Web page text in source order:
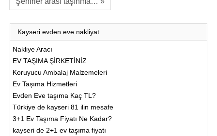
Kayseri evden eve nakliyat
Nakliye Aracı
EV TAŞIMA ŞİRKETİNİZ
Koruyucu Ambalaj Malzemeleri
Ev Taşıma Hizmetleri
Evden Eve taşıma Kaç TL?
Türkiye de kayseri 81 ilin mesafe
3+1 Ev Taşıma Fiyatı Ne Kadar?
kayseri de 2+1 ev taşıma fiyatı